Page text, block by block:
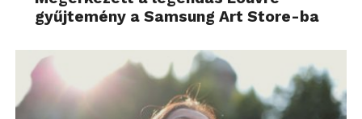
gyűjtemény a Samsung Art Store-ba